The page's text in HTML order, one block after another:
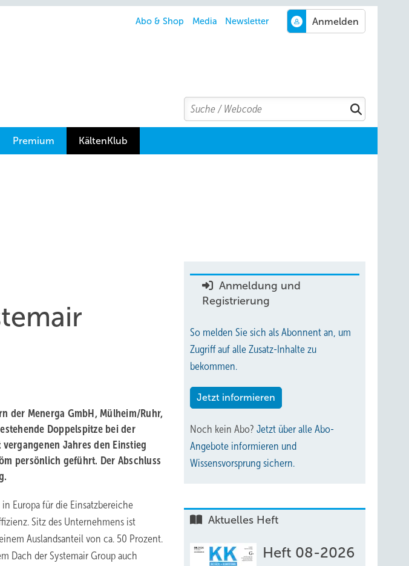
Abo & Shop Media Newsletter
Search
Suchen
Premium KältenKlub
der Menerga GmbH, Mülheim/Ruhr,
Doppelspitze bei der
Jahres den Einstieg
persönlich geführt. Der Abschluss
Europa für die Einsatzbereiche
Sitz des Unternehmens ist
Auslandsanteil von ca. 50 Prozent.
Dach der Systemair Group auch
Anmeldung und
Registrierung
So melden Sie sich als Abonnent an, um
Zugriff auf alle Zusatz-Inhalte zu
bekommen.
Jetzt informieren
Noch kein Abo? Jetzt über alle Abo-
Angebote informieren und
Wissensvorsprung sichern.
Aktuelles Heft
Heft 08-2026